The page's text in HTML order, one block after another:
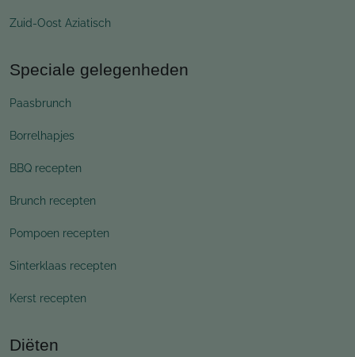
Zuid-Oost Aziatisch
Speciale gelegenheden
Paasbrunch
Borrelhapjes
BBQ recepten
Brunch recepten
Pompoen recepten
Sinterklaas recepten
Kerst recepten
Diëten